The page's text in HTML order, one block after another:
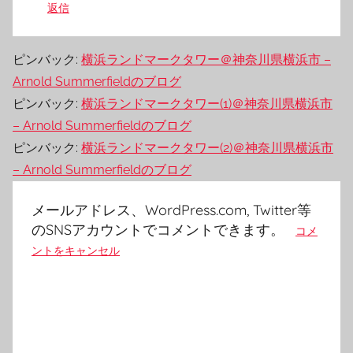
返信
ピンバック: 横浜ランドマークタワー＠神奈川県横浜市 –
Arnold Summerfieldのブログ
ピンバック: 横浜ランドマークタワー(1)＠神奈川県横浜市
– Arnold Summerfieldのブログ
ピンバック: 横浜ランドマークタワー(2)＠神奈川県横浜市
– Arnold Summerfieldのブログ
メールアドレス、WordPress.com, Twitter等
のSNSアカウントでコメントできます。
コメ
ントをキャンセル